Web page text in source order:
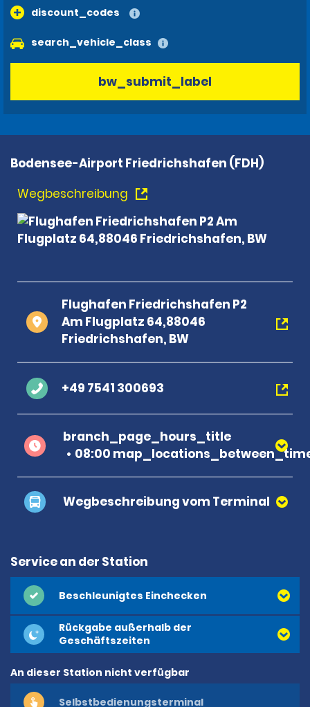
discount_codes
search_vehicle_class
bw_submit_label
Bodensee-Airport Friedrichshafen (FDH)
Wegbeschreibung
Flughafen Friedrichshafen P2
Am Flugplatz 64,88046
Friedrichshafen, BW
+49 7541 300693
branch_page_hours_title
08:00
Wegbeschreibung vom Terminal
Service an der Station
Beschleunigtes Einchecken
Rückgabe außerhalb der
Geschäftszeiten
An dieser Station nicht verfügbar
Selbstbedienungsterminal